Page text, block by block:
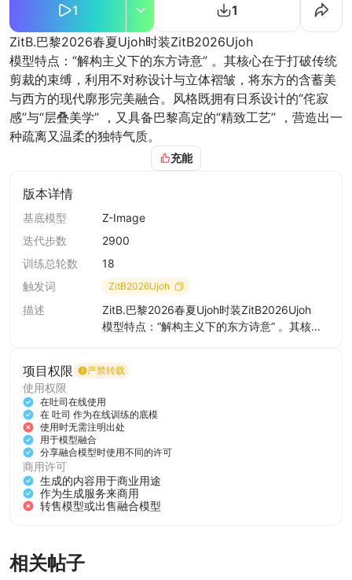
1
1
ZitB.巴黎2026春夏Ujoh时装ZitB2026Ujoh
模型特点：“解构主义下的东方诗意” 。其核心在于打破传统
剪裁的束缚，利用不对称设计与立体褶皱，将东方的含蓄美
与西方的现代廓形完美融合。风格既拥有日系设计的“侘寂
感”与“层叠美学” ，又具备巴黎高定的“精致工艺” ，营造出一
种疏离又温柔的独特气质。
典型元素：体折纸感衬衫、缠绕式挂脖上衣、O型茧状裙
（强调量感而非曲线）。不规则剪裁、手工盘扣的现代变
体、局部镂空、和纸质感的层叠薄纱。玉石色系（羊脂白、
青瓷绿）、天然染色的亚麻与丝绸，强调材质本身的肌理
应用场景：高端买手店与设计师集合店：作为具有辨识度的
独立设计师品牌，吸引追求个性、厌倦大众款的高知女性客
群。其独特的“艺术品”属性适合用于打造明星的差异化红毯
造型，或影视剧中的“文艺女主”人设穿搭。与当代艺术画廊
合作，将服装作为装置艺术展出，提升品牌的文化附加值与
-------------------------------
为了达到最好的生图品质，请遵照以下参数配置来进行设
置。
本lora基模：Z-Image Base
https://tusi.cn/models/958694016000505570
1、采样推荐：Comfyui采用Euler， Step 25-50
2、推荐分辨率（比例）一览：
横图封面：1664×928（16:9）
内容卡片：1472×1140（4:3）
海报竖排：1140×1472（3:4）
竖屏封面：928×1664（9:16）
充能
版本详情
基底模型
Z-Image
迭代步数
2900
训练总轮数
18
触发词
ZitB2026Ujoh
描述
ZitB.巴黎2026春夏Ujoh时装ZitB2026Ujoh
模型特点：“解构主义下的东方诗意” 。其核心
完美融合。风格既拥有日系设计的“侘寂感”与
营造出一种疏离又温柔的独特气质。
典型元素：体折纸感衬衫、缠绕式挂脖上衣、
裁、手工盘扣的现代变体、局部镂空、和纸质
感的层叠薄纱。玉石色系（羊脂白、青瓷
绿）、天然染色的亚麻与丝绸，强调材质本身
的肌理感。
项目权限 严禁转载
使用权限
在吐司在线使用
在 吐司 作为在线训练的底模
使用时无需注明出处
用于模型融合
分享融合模型时使用不同的许可
商用许可
生成的内容用于商业用途
作为生成服务来商用
转售模型或出售融合模型
相关帖子